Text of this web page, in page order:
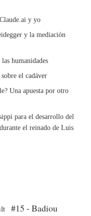
y yo
y la mediación
humanidades
el cadáver
Una apuesta por otro
para el desarrollo del
el reinado de Luis
#15 - Badiou